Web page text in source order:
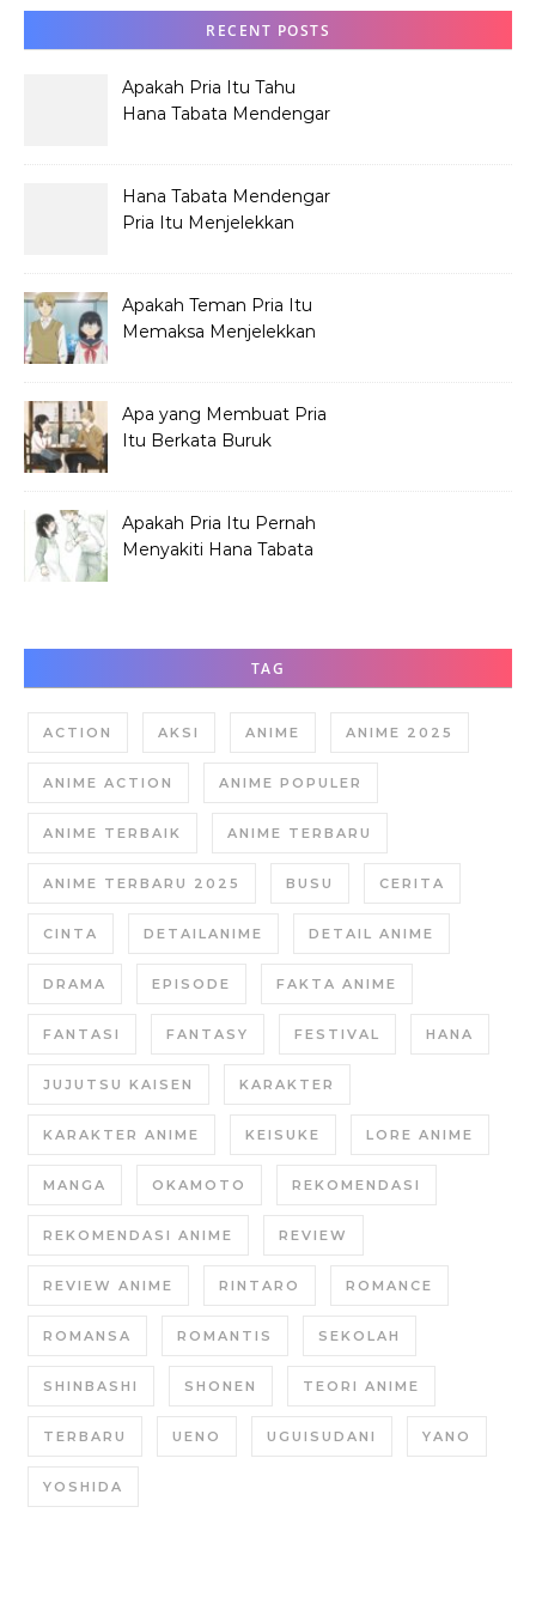
RECENT POSTS
Apakah Pria Itu Tahu
Hana Tabata Mendengar
Hana Tabata Mendengar
Pria Itu Menjelekkan
Apakah Teman Pria Itu
Memaksa Menjelekkan
Apa yang Membuat Pria
Itu Berkata Buruk
Apakah Pria Itu Pernah
Menyakiti Hana Tabata
TAG
ACTION AKSI ANIME ANIME 2025
ANIME ACTION ANIME POPULER
ANIME TERBAIK ANIME TERBARU
ANIME TERBARU 2025 BUSU CERITA
CINTA DETAILANIME DETAIL ANIME
DRAMA EPISODE FAKTA ANIME
FANTASI FANTASY FESTIVAL HANA
JUJUTSU KAISEN KARAKTER
KARAKTER ANIME KEISUKE LORE ANIME
MANGA OKAMOTO REKOMENDASI
REKOMENDASI ANIME REVIEW
REVIEW ANIME RINTARO ROMANCE
ROMANSA ROMANTIS SEKOLAH
SHINBASHI SHONEN TEORI ANIME
TERBARU UENO UGUISUDANI YANO
YOSHIDA